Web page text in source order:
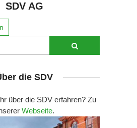
SDV AG
die SDV
über die SDV erfahren? Zu
Webseite.